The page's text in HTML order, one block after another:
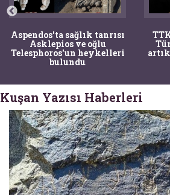
Aspendos'ta sağlık tanrısı
Asklepios ve oğlu
Telesphoros'un heykelleri
bulundu
Kuşan Yazısı Haberleri